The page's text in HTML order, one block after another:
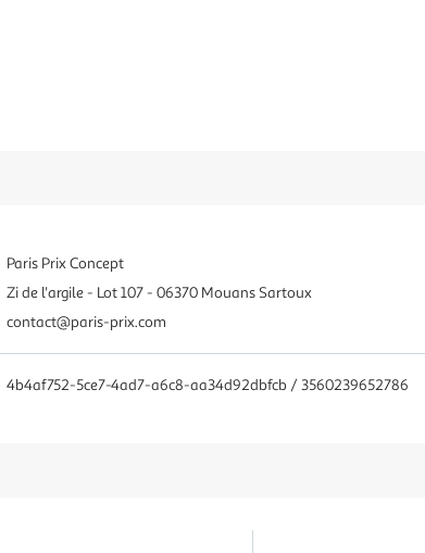
Paris Prix Concept
Zi de l'argile - Lot 107 - 06370 Mouans Sartoux
contact@paris-prix.com
4b4af752-5ce7-4ad7-a6c8-aa34d92dbfcb / 3560239652786